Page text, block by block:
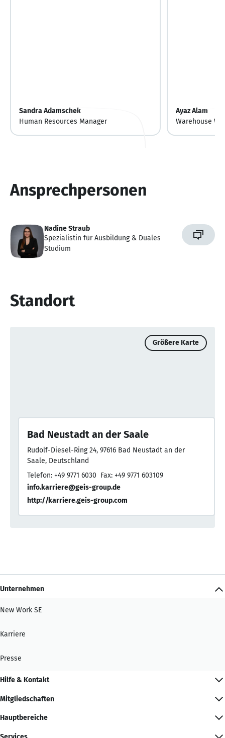
Sandra Adamschek
Human Resources Manager
Ayaz Alam
Warehouse
Ansprechpersonen
Nadine Straub
Spezialistin für Ausbildung & Duales
Studium
Standort
Größere Karte
Bad Neustadt an der Saale
Rudolf-Diesel-Ring 24, 97616 Bad Neustadt an der
Saale, Deutschland
Telefon: +49 9771 6030 Fax: +49 9771 603109
info.karriere@geis-group.de
http://karriere.geis-group.com
Unternehmen
New Work SE
Karriere
Presse
Hilfe & Kontakt
Mitgliedschaften
Hauptbereiche